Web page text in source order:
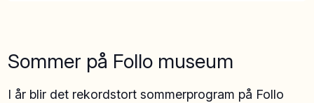
Sommer på Follo museum
I år blir det rekordstort sommerprogram på Follo